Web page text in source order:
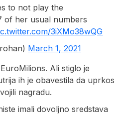
to not play the
of her usual numbers
3iXMo38wQG
March 1, 2021
Ali stiglo je
ih je obavestila da uprkos
nagradu.
imali dovoljno sredstava